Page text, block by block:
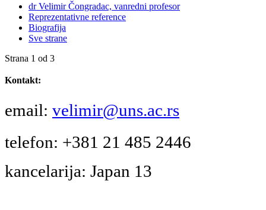
dr Velimir Čongradac, vanredni profesor
Reprezentativne reference
Biografija
Sve strane
Strana 1 od 3
Kontakt:
email: velimir@uns.ac.rs
telefon: +381 21 485 2446
kancelarija: Japan 13